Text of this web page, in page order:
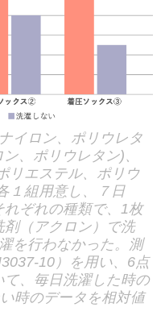
イロン、ポリウレタ
、ポリウレタン)、
リエステル、ポリウ
１組用意し、７日
ぞれの種類で、1枚
（アクロン）で洗
を⾏わなかった。測
10）を用い、6点
、毎日洗濯した時の
時のデータを相対値